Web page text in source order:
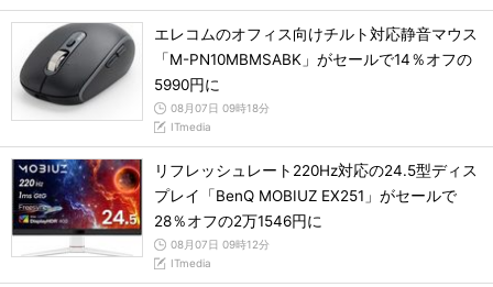
エレコムのオフィス向けチルト対応静音マウス
「M-PN10MBMSABK」がセールで14％オフの
5990円に
08月07日 09時18分
ITmedia
リフレッシュレート220Hz対応の24.5型ディス
プレイ「BenQ MOBIUZ EX251」がセールで
28％オフの2万1546円に
08月07日 09時12分
ITmedia